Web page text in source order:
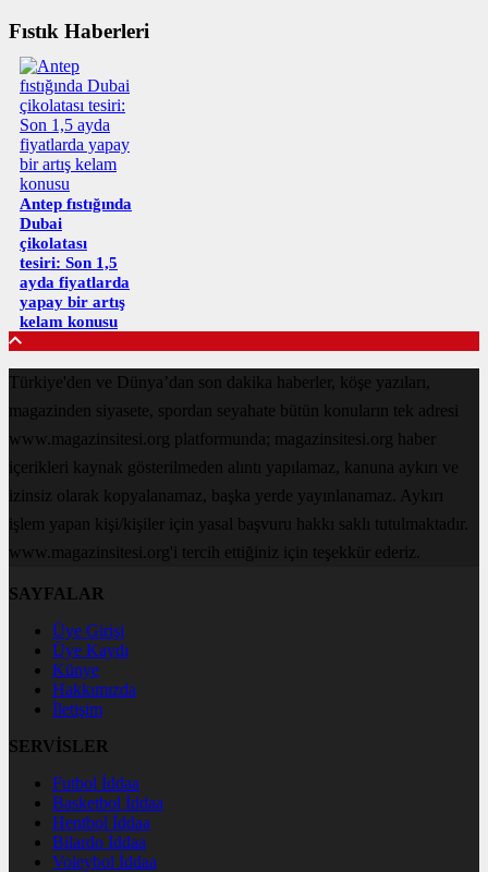
Fıstık Haberleri
Antep fıstığında
Dubai
çikolatası
tesiri: Son 1,5
ayda fiyatlarda
yapay bir artış
kelam konusu
Türkiye'den ve Dünya’dan son dakika haberler, köşe yazıları,
magazinden siyasete, spordan seyahate bütün konuların tek adresi
www.magazinsitesi.org platformunda; magazinsitesi.org haber
içerikleri kaynak gösterilmeden alıntı yapılamaz, kanuna aykırı ve
izinsiz olarak kopyalanamaz, başka yerde yayınlanamaz. Aykırı
işlem yapan kişi/kişiler için yasal başvuru hakkı saklı tutulmaktadır.
www.magazinsitesi.org'i tercih ettiğiniz için teşekkür ederiz.
SAYFALAR
Üye Girişi
Üye Kaydı
Künye
Hakkımızda
İletişim
SERVİSLER
Futbol İddaa
Basketbol İddaa
Hentbol İddaa
Bilardo İddaa
Voleybol İddaa